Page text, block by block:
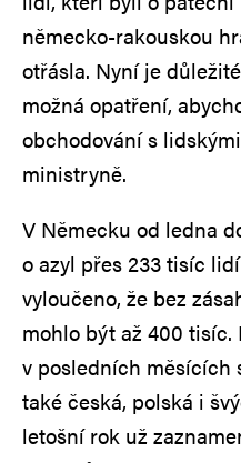
německo-rakouskou
otřásla. Nyní je
možná opatření,
obchodování s
ministryně.
V Německu od ledna
o azyl přes 233 tisíc
vyloučeno, že bez
mohlo být až 400 tisíc.
v posledních měsících
také česká, polská i
letošní rok už